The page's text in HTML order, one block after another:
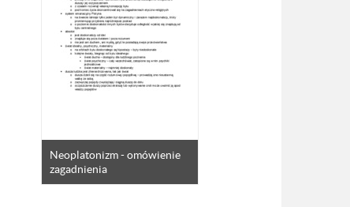
Neoplatonizm - omówienie
zagadnienia